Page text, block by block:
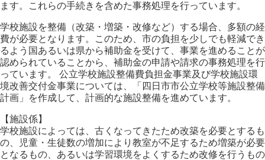
ます。これらの手続きを含めた事務処理を行っています。
学校施設を整備（改築・増築・改修など）する場合、多額の経
費が必要となります。このため、市の負担を少しでも軽減でき
るよう国あるいは県から補助金を受けて、事業を進めることが
認められていることから、補助金の申請や請求の事務処理を行
っています。 公立学校施設整備費負担金事業及び学校施設環
境改善交付金事業については、「四日市市公立学校等施設整備
計画」を作成して、計画的な施設整備を進めています。
【施設係】
学校施設によっては、古くなってきたため改築を必要とするも
の、児童・生徒数の増加により教室が不足するため増築が必要
となるもの、あるいは学習環境をよくするため改修を行うもの